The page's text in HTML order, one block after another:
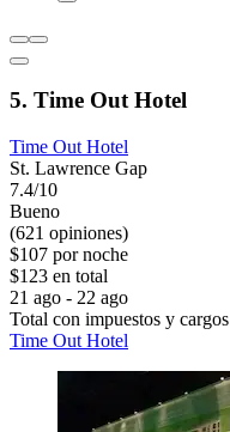
5. Time Out Hotel
Time Out Hotel
St. Lawrence Gap
7.4/10
Bueno
(621 opiniones)
$107 por noche
$123 en total
21 ago - 22 ago
Total con impuestos y cargos
Time Out Hotel